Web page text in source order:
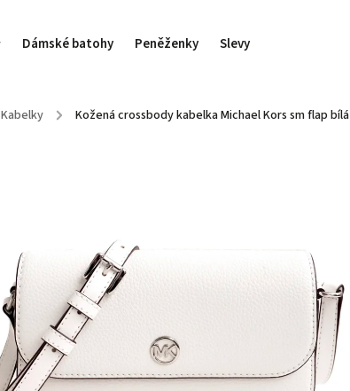
Dámské batohy Peněženky Slevy
Kabelky / Kožená crossbody kabelka Michael Kors sm flap bílá